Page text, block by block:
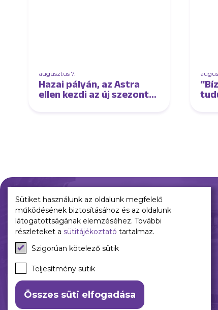
augusztus 7.
Hazai pályán, az Astra
ellen kezdi az új szezont
Múltunk
Történelmünk
Jelenünk
Sütiket használunk az oldalunk megfelelő
működésének biztosításához és az oldalunk
látogatottságának elemzéséhez. További
részleteket a sütitájékoztató tartalmaz.
Szigorúan kötelező sütik
Teljesítmény sütik
Összes süti elfogadása